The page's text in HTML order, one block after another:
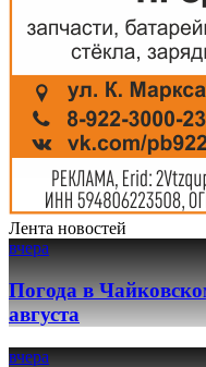
Лента новостей
вчера
Погода в
августа
вчера